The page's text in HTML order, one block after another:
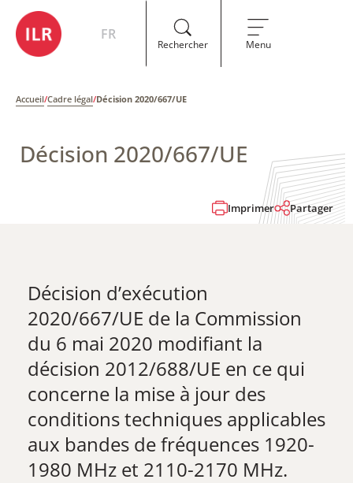
FR
Rechercher Menu
Accueil/Cadre légal/Décision 2020/667/UE
Décision 2020/667/UE
Imprimer Partager
Décision d’exécution
2020/667/UE de la Commission
du 6 mai 2020 modifiant la
décision 2012/688/UE en ce qui
concerne la mise à jour des
conditions techniques applicables
aux bandes de fréquences 1920-
1980 MHz et 2110-2170 MHz.